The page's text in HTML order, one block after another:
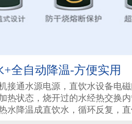
+全自动降温-方便实用
接通水源电源，直饮水设备电
热状态，烧开过的水经热交换
水降温成直饮水，循环反复，